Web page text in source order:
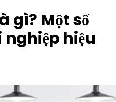
gì? Một số
hiệu